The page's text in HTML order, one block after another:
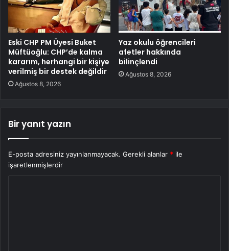
Eski CHP PM Üyesi Buket
Müftüoğlu: CHP’de kalma
kararım, herhangi bir kişiye
verilmiş bir destek değildir
Ağustos 8, 2026
Yaz okulu öğrencileri
afetler hakkında
bilinçlendi
Ağustos 8, 2026
Bir yanıt yazın
E-posta adresiniz yayınlanmayacak. Gerekli alanlar * ile
işaretlenmişlerdir